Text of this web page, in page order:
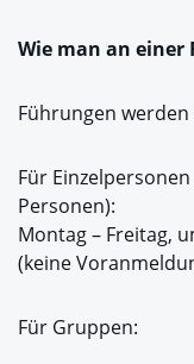
Wie man an
Führungen
Für
Personen):
Montag – Freitag,
(keine
Für Gruppen: